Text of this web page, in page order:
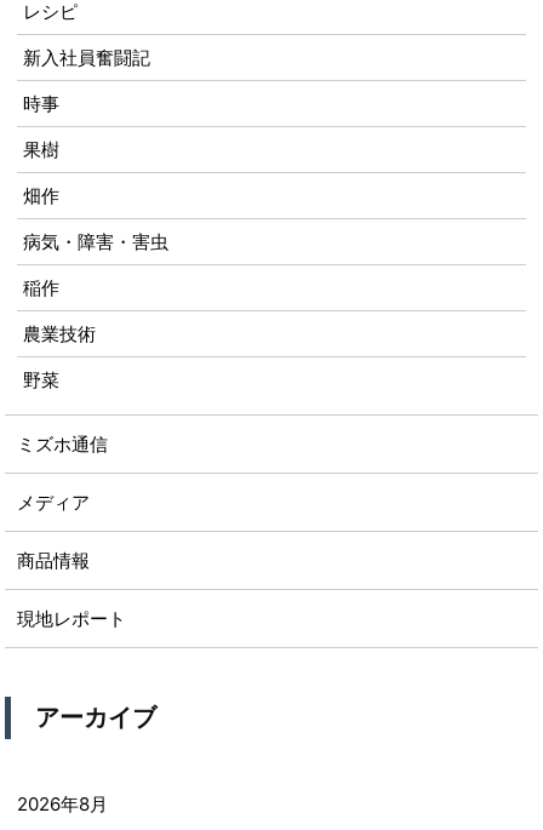
レシピ
新入社員奮闘記
時事
果樹
畑作
病気・障害・害虫
稲作
農業技術
野菜
ミズホ通信
メディア
商品情報
現地レポート
アーカイブ
2026年8月